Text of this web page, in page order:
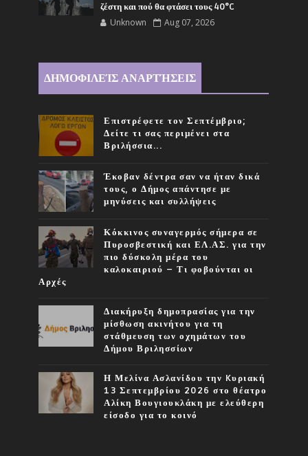
ζέστη και πού θα φτάσει τους 40°C
Unknown Aug 07, 2026
ΔΗΜΟΦΙΛΕΊΣ ΑΝΑΡΤΉΣΕΙΣ
Επιστρέφετε τον Σεπτέμβριο;
Δείτε τι σας περιμένει στα
Βριλήσσια...
Έκοβαν δέντρα σαν να ήταν δικά
τους, ο Δήμος απάντησε με
μηνύσεις και συλλήψεις
Κόκκινος συναγερμός σήμερα σε
Πυροσβεστική και ΕΛ.ΑΣ. για την
πιο δύσκολη μέρα του
καλοκαιριού – Τι φοβούνται οι
Αρχές
Διακήρυξη δημοπρασίας για την
μίσθωση ακινήτου για τη
στάθμευση των οχημάτων του
Δήμου Βριλησσίων
Η Μελίνα Ασλανίδου την Kυριακή
13 Σεπτεμβρίου 2026 στο θέατρο
Αλίκη Βουγιουκλάκη με ελεύθερη
είσοδο για το κοινό